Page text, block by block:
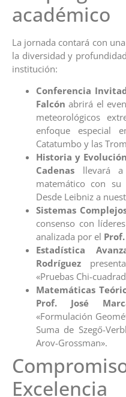
académico
La jornada contará con
la diversidad y
institución:
Conferencia
Falcón abrirá el
meteorológicos
enfoque especial
Catatumbo y las
Historia y
Cadenas llevará
matemático con su
Desde Leibniz a
Sistemas
consenso con
analizada por el
Estadística
Rodríguez
«Pruebas Chi-
Matemáticas
Prof. José
«Formulación
Suma de Szegő-
Arov-Grossman».
Excelencia